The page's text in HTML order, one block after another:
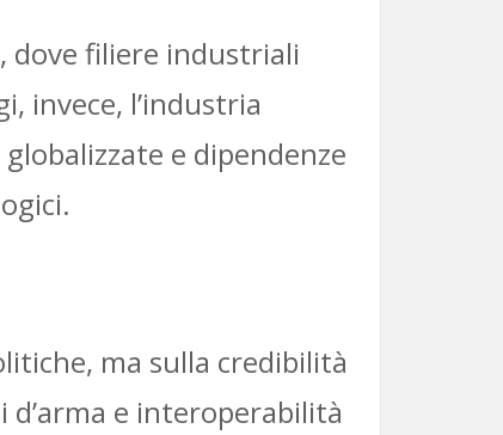
dove filiere industriali
invece, l’industria
e dipendenze
ma sulla credibilità
e interoperabilità